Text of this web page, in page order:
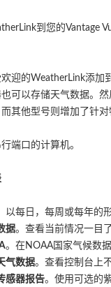
到您的Vantage
迎的WeatherLink添加
可以存储天气数据。
其他型号则增加了针对
端口的计算机。
以每日，每周或每年的
据。查看当前情况一目
。在NOAA国家气候数
气数据。查看控制台上
感器报告。使用可选的